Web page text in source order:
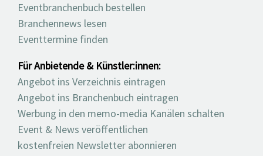
Eventbranchenbuch bestellen
Branchennews lesen
Eventtermine finden
Für Anbietende & Künstler:innen:
Angebot ins Verzeichnis eintragen
Angebot ins Branchenbuch eintragen
Werbung in den memo-media Kanälen schalten
Event & News veröffentlichen
kostenfreien Newsletter abonnieren